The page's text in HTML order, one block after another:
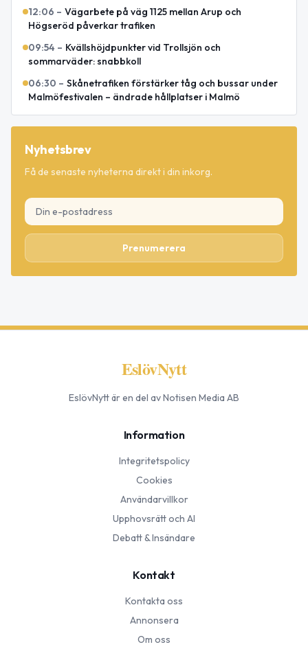
12:06 – Vägarbete på väg 1125 mellan Arup och
Högseröd påverkar trafiken
09:54 – Kvällshöjdpunkter vid Trollsjön och
sommarväder: snabbkoll
06:30 – Skånetrafiken förstärker tåg och bussar under
Malmöfestivalen – ändrade hållplatser i Malmö
Nyhetsbrev
Få de senaste nyheterna direkt i din inkorg.
Prenumerera
EslövNytt
EslövNyttär en del av Notisen Media AB
Information
Integritetspolicy
Cookies
Användarvillkor
Upphovsrätt och AI
Debatt & Insändare
Kontakt
Kontakta oss
Annonsera
Om oss